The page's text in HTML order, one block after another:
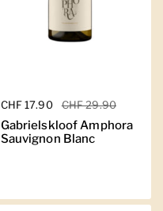
Regulärer Preis
CHF 17.90 Sale-Preis
CHF 29.90
Gabrielskloof Amphora
Sauvignon Blanc